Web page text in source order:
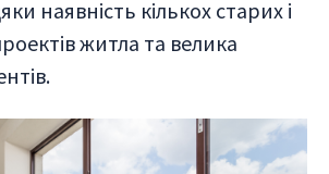
наявність кількох старих і
житла та велика